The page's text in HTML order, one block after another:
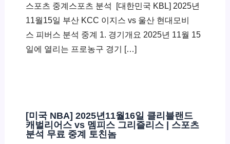
스포츠 중계스포츠 분석 ​ [대한민국 KBL] 2025년
11월15일 부산 KCC 이지스 vs 울산 현대모비
스 피버스 분석 중계 1. 경기개요 2025년 11월 15
일에 열리는 프로농구 경기 […]
[미국 NBA] 2025년11월16일 클리블랜드
캐벌리어스 vs 멤피스 그리즐리스 | 스포츠
분석 무료 중계 토친놈